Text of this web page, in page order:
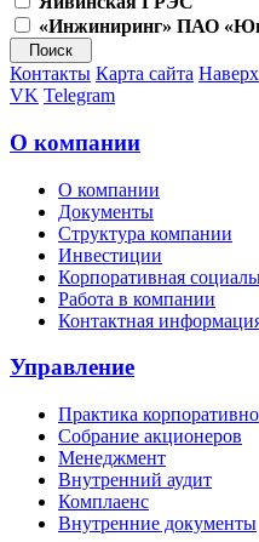
«Инжиниринг» ПАО
Контакты Карта сайта Наверх
VK Telegram
О компании
О компании
Документы
Структура компании
Инвестиции
Корпоративная
Работа в компании
Контактная
Управление
Практика
Собрание акционеров
Менеджмент
Внутренний аудит
Комплаенс
Внутренние документы